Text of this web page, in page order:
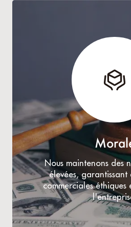
Nous maintenons des
élevées, garantissant
commerciales